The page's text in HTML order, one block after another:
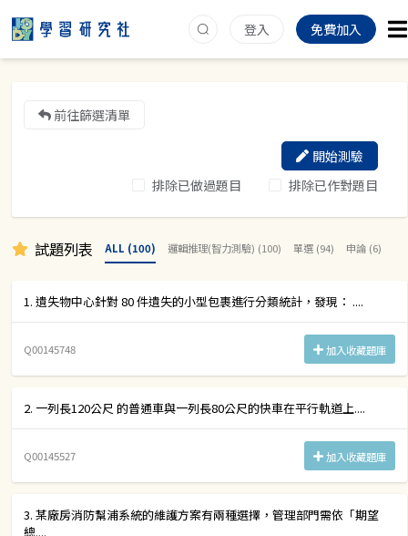
登入 免費加入
前往篩選清單
排除已做過題目 排除已作對題目
開始測驗
試題列表 ALL (100) 邏輯推理(智力測驗) (100) 單選 (94) 申論 (6)
1. 遺失物中心針對 80 件遺失的小型包裹進行分類統計，發現： ....
Q00145748 加入收藏題庫
2. 一列長120公尺 的普通車與一列長80公尺的快車在平行軌道上....
Q00145527 加入收藏題庫
3. 某廠房消防幫浦系統的維護方案有兩種選擇，管理部門需依「期望
總....